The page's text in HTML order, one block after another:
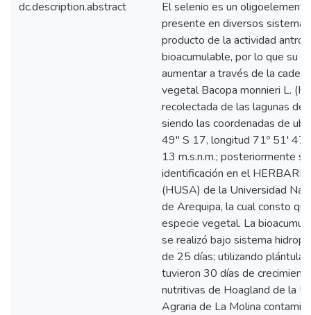
dc.description.abstract
El selenio es un
presente en diversos
producto de la actividad
bioacumulable, por lo que su
aumentar a través de la
vegetal Bacopa monnieri L.
recolectada de las lagunas
siendo las coordenadas de
49" S 17, longitud 71º 51'
13 m.s.n.m.; posteriormente
identificación en el
(HUSA) de la Universidad
de Arequipa, la cual consto
especie vegetal. La
se realizó bajo sistema
de 25 días; utilizando
tuvieron 30 días de
nutritivas de Hoagland de la
Agraria de La Molina